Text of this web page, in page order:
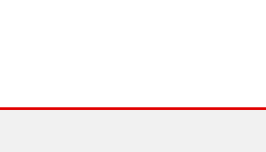
ごあいさつ 企業理念